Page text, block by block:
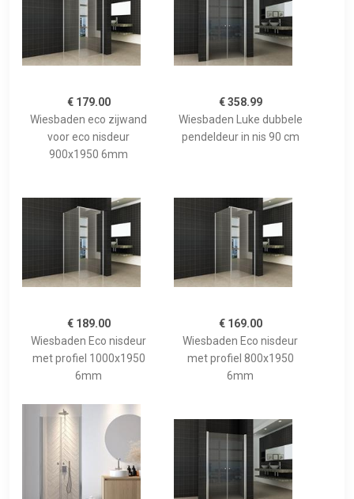
€ 179.00
Wiesbaden eco zijwand
voor eco nisdeur
900x1950 6mm
€ 358.99
Wiesbaden Luke dubbele
pendeldeur in nis 90 cm
€ 189.00
Wiesbaden Eco nisdeur
met profiel 1000x1950
6mm
€ 169.00
Wiesbaden Eco nisdeur
met profiel 800x1950
6mm